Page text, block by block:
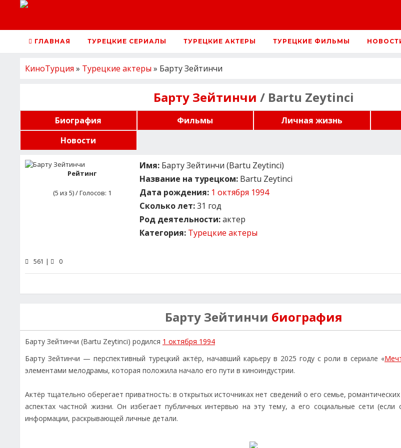
ГЛАВНАЯ ТУРЕЦКИЕ СЕРИАЛЫ ТУРЕЦКИЕ АКТЕРЫ ТУРЕЦКИЕ ФИЛЬМЫ
КиноТурция » Турецкие актеры » Барту Зейтинчи
Барту Зейтинчи / Bartu Zeytinci
Биография Фильмы Личная жизнь
Новости
Рейтинг
(5 из 5) / Голосов: 1
Имя:Барту Зейтинчи (Bartu Zeytinci)
Название на турецком:Bartu Zeytinci
Дата рождения: 1 октября 1994
Сколько лет:31 год
Род деятельности:актер
Категория: Турецкие актеры
561 | 0
Барту Зейтинчи биография
Барту Зейтинчи (Bartu Zeytinci) родился 1 октября 1994
Барту Зейтинчи — перспективный турецкий актёр, начавший карьеру в 2025 году с роли в сериале «
элементами мелодрамы, которая положила начало его пути в киноиндустрии.
Актёр тщательно оберегает приватность: в открытых источниках нет сведений о его семье,
аспектах частной жизни. Он избегает публичных интервью на эту тему, а его социальные сети (если
информации, раскрывающей личные детали.